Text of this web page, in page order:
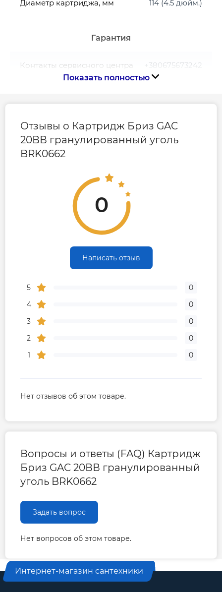
Диаметр картриджа, мм 114 (4.5 дюйм.)
Гарантия
Контакты сервисного центра
+380675673242
Показать полностью
Отзывы о Картридж Бриз GAC
20ВВ гранулированный уголь
BRK0662
0
Написать отзыв
5
0
4
0
3
0
2
0
1
0
Нет отзывов об этом товаре.
Вопросы и ответы (FAQ) Картридж
Бриз GAC 20ВВ гранулированный
уголь BRK0662
Задать вопрос
Нет вопросов об этом товаре.
Интернет-магазин сантехники